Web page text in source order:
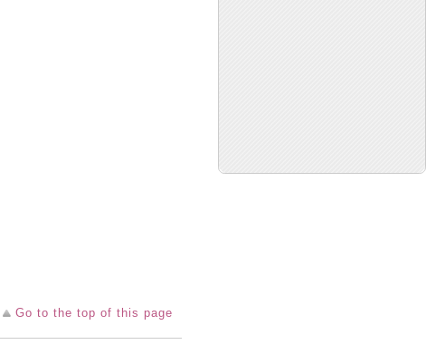
Go to the top of this page